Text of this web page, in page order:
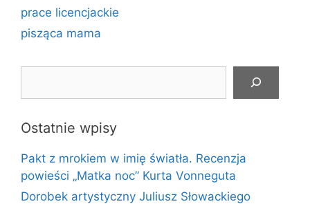
prace licencjackie
pisząca mama
Ostatnie wpisy
Pakt z mrokiem w imię światła. Recenzja
powieści „Matka noc” Kurta Vonneguta
Dorobek artystyczny Juliusz Słowackiego